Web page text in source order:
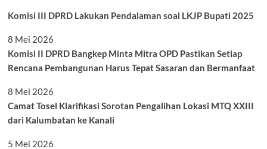
Komisi III DPRD Lakukan Pendalaman soal LKJP Bupati 2025
8 Mei 2026
Komisi II DPRD Bangkep Minta Mitra OPD Pastikan Setiap
Rencana Pembangunan Harus Tepat Sasaran dan Bermanfaat
8 Mei 2026
Camat Tosel Klarifikasi Sorotan Pengalihan Lokasi MTQ XXIII
dari Kalumbatan ke Kanali
5 Mei 2026